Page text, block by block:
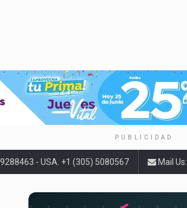
PUBLICIDAD
- USA. +1 (305) 5080567 Mail Us: